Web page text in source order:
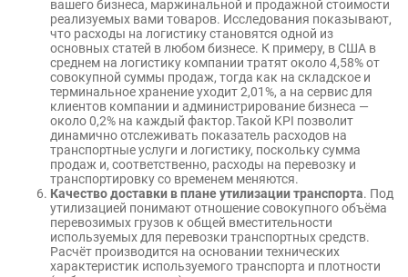
вашего бизнеса, маржинальной и продажной стоимости
реализуемых вами товаров. Исследования показывают,
что расходы на логистику становятся одной из
основных статей в любом бизнесе. К примеру, в США в
среднем на логистику компании тратят около 4,58% от
совокупной суммы продаж, тогда как на складское и
терминальное хранение уходит 2,01%, а на сервис для
клиентов компании и администрирование бизнеса —
около 0,2% на каждый фактор.Такой KPI позволит
динамично отслеживать показатель расходов на
транспортные услуги и логистику, поскольку сумма
продаж и, соответственно, расходы на перевозку и
транспортировку со временем меняются.
Качество доставки в плане утилизации транспорта. Под
утилизацией понимают отношение совокупного объёма
перевозимых грузов к общей вместительности
используемых для перевозки транспортных средств.
Расчёт производится на основании технических
характеристик используемого транспорта и плотности